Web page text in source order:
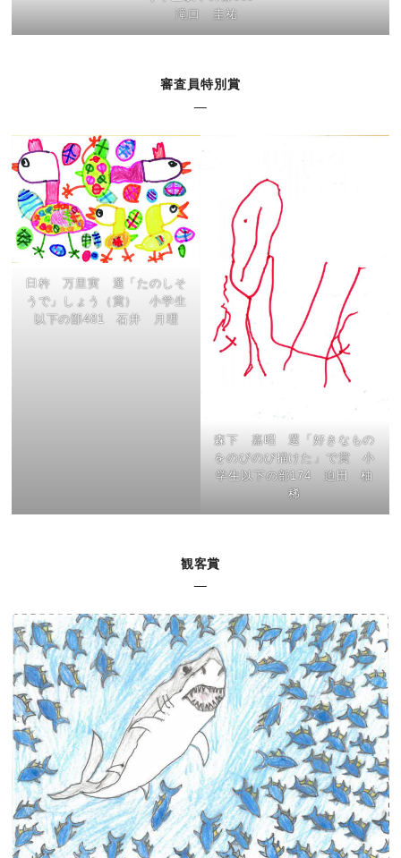
滝口 圭祐
審査員特別賞
臼杵 万里実 選「たのしそ
うで」しょう（賞） 小学生
以下の部481 石井 月理
森下 嘉昭 選「好きなもの
をのびのび描けた」で賞 小
学生以下の部174 迫田 柚
稀
観客賞